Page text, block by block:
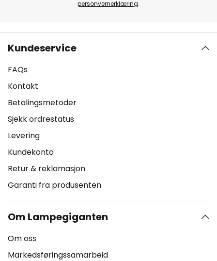
personvernerklæring.
Kundeservice
FAQs
Kontakt
Betalingsmetoder
Sjekk ordrestatus
Levering
Kundekonto
Retur & reklamasjon
Garanti fra produsenten
Om Lampegiganten
Om oss
Markedsføringssamarbeid